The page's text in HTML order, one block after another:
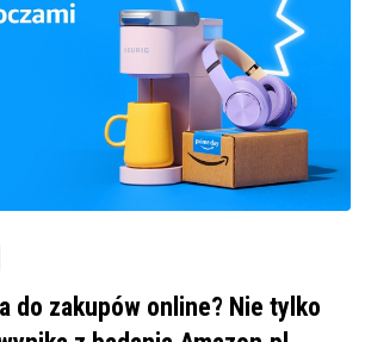
do zakupów online? Nie tylko